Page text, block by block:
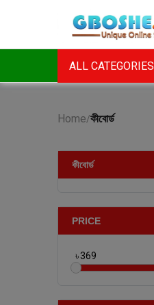
ALL CATEGORIES
Home/কীবোর্ড
কীবোর্ড
PRICE
৳